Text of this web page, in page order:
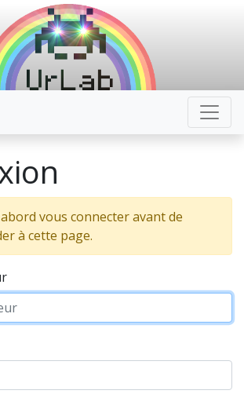
vous connecter avant de
à cette page.